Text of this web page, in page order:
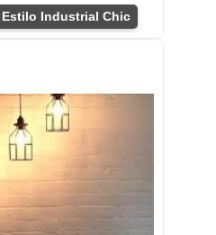
Estilo Industrial Chic